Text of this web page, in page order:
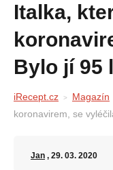
Italka, která byla nakažená
Bylo jí 95
iRecept.cz Magazín
koronavirem, se
Jan , 29. 03. 2020